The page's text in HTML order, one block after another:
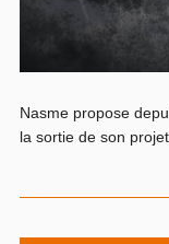
Nasme propose
la sortie de son